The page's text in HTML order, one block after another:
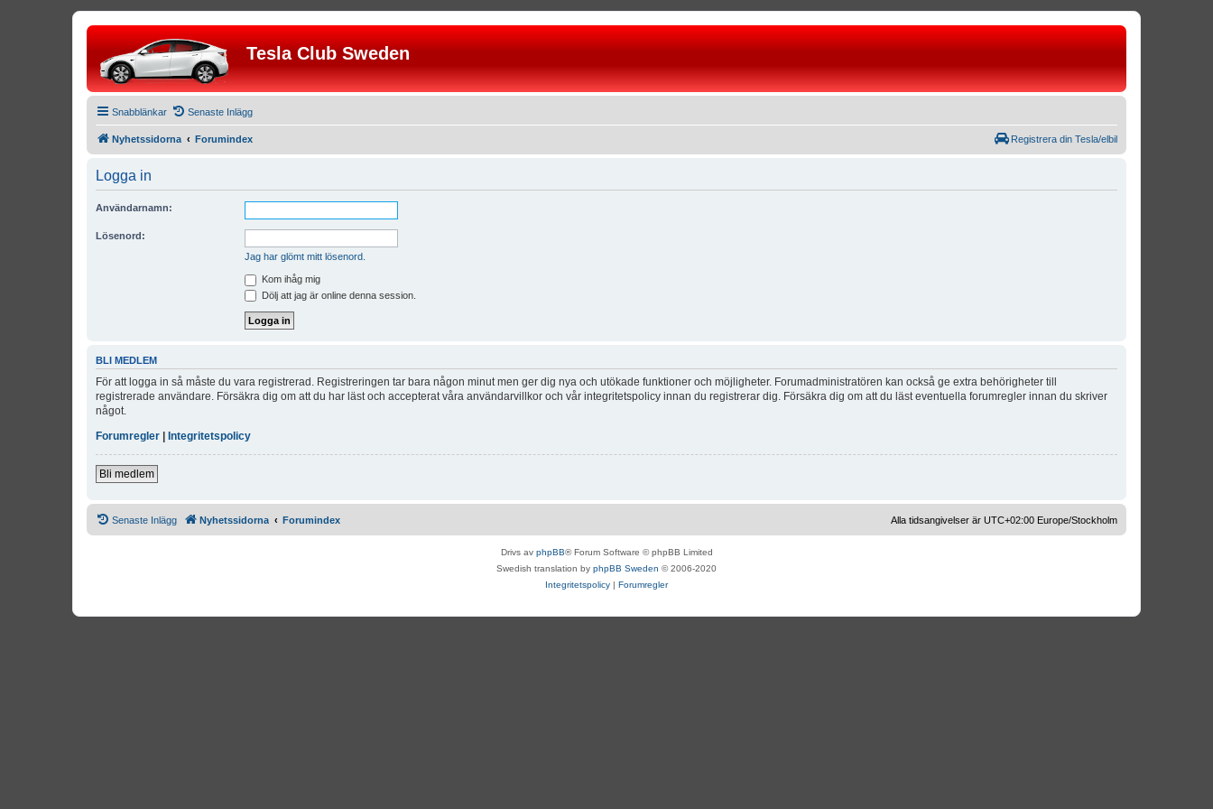
Tesla Club Sweden
Snabblänkar Senaste Inlägg
Nyhetssidorna Forumindex Registrera din Tesla/elbil
Logga in
Användarnamn:
Lösenord:
Jag har glömt mitt lösenord.
Kom ihåg mig
Dölj att jag är online denna session.
BLI MEDLEM
För att logga in så måste du vara registrerad. Registreringen tar bara någon minut men ger dig nya och utökade funktioner och möjligheter. Forumadministratören kan också ge extra behörigheter till
registrerade användare. Försäkra dig om att du har läst och accepterat våra användarvillkor och vår integritetspolicy innan du registrerar dig. Försäkra dig om att du läst eventuella forumregler innan du skriver
något.
Forumregler | Integritetspolicy
Bli medlem
Senaste Inlägg Nyhetssidorna Forumindex Alla tidsangivelser är UTC+02:00 Europe/Stockholm
Drivs av phpBB® Forum Software © phpBB Limited
Swedish translation by phpBB Sweden © 2006-2020
Integritetspolicy | Forumregler